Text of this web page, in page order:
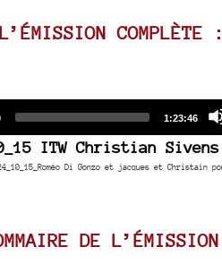
L’ÉMISSION COMPLÈTE :
Total
1:23:46
ITW Christian
Di Gonzo et jacques et Christain
DE